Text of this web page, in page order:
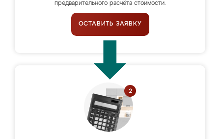
предварительного расчёта стоимости.
ОСТАВИТЬ ЗАЯВКУ